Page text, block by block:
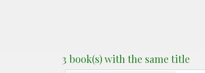
3 book(s) with the same title